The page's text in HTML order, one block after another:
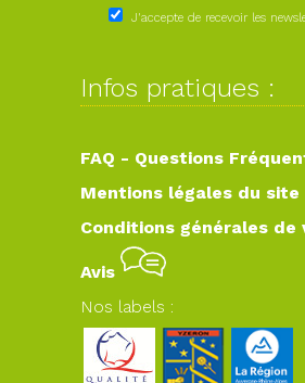
J'accepte de recevoir les
Infos pratiques :
FAQ - Questions
Mentions légales du site
Conditions générales de
Avis
Nos labels :